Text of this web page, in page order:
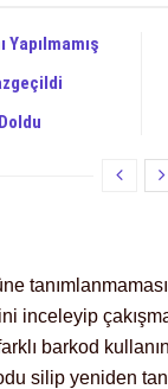
Yapılmamış
inceleyip
barkod kullanın
silip yeniden